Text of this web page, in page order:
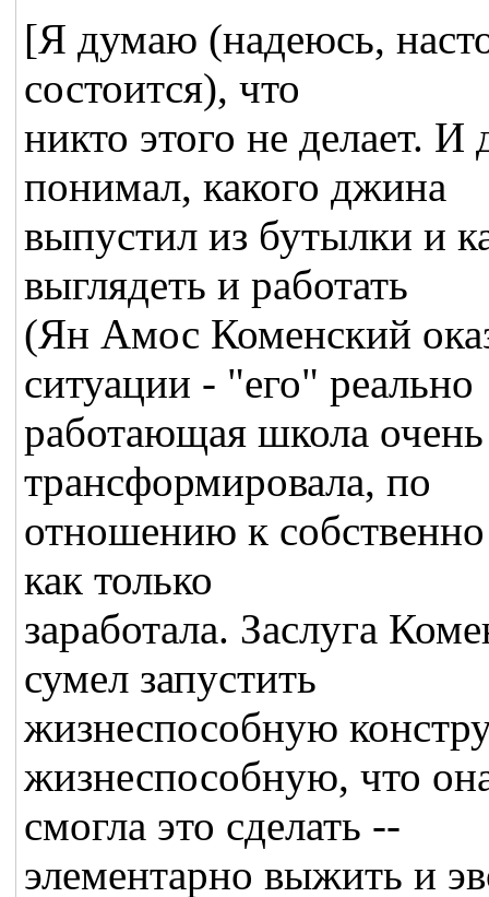
[Я думаю (надеюсь,
состоится), что
никто этого не делает.
понимал, какого джина
выпустил из бутылки и
выглядеть и работать
(Ян Амос Коменский
ситуации - "его" реально
работающая школа
трансформировала, по
отношению к собственно
как только
заработала. Заслуга
сумел запустить
жизнеспособную
жизнеспособную, что
смогла это сделать --
элементарно выжить и